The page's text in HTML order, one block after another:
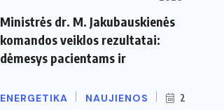
Ministrės dr. M. Jakubauskienės
komandos veiklos rezultatai:
dėmesys pacientams ir
ENERGETIKA NAUJIENOS
2